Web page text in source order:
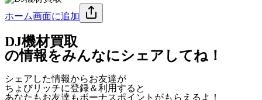
ホーム画面に追加
DJ機材買取
の情報をみんなにシェアしてね！
シェアした情報からお友達が
ちょびリッチに登録＆利用すると
あなたもお友達もボーナスポイント がもらえるよ！